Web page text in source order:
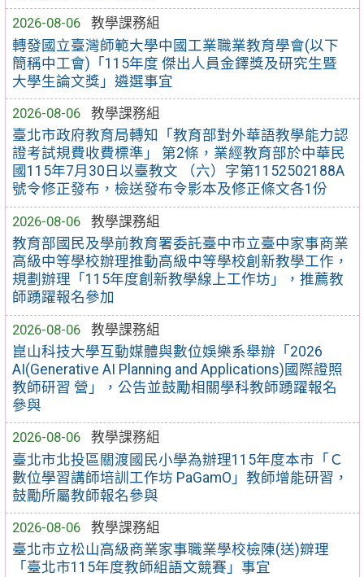
2026-08-06
教學課務組
轉發國立臺灣師範大學中國工業職業教育學會(以下
簡稱中工會)「115年度 傑出人員金鐸獎及研究生暨
大學生論文獎」遴選事宜
2026-08-06
教學課務組
臺北市政府教育局轉知「教育部對外華語教學能力認
證考試規費收費標準」 第2條，業經教育部於中華民
國115年7月30日以臺教文 （六）字第1152502188A
號令修正發布，檢送發布令影本及修正條文各1份
2026-08-06
教學課務組
教育部國民及學前教育署委託臺中市立臺中家事商業
高級中等學校辦理推動高級中等學校創新教學工作，
規劃辦理「115年度創新教學線上工作坊」，推薦教
師踴躍報名參加
2026-08-06
教學課務組
崑山科技大學互動媒體與數位娛樂系舉辦「2026
AI(Generative AI Planning and Applications)國際證照
教師研習 營」，公告並鼓勵相關學科教師踴躍報名
參與
2026-08-06
教學課務組
臺北市北投區關渡國民小學為辦理115年度本市「Ｃ
數位學習講師培訓工作坊 PaGamO」教師增能研習，
鼓勵所屬教師報名參與
2026-08-06
教學課務組
臺北市立松山高級商業家事職業學校檢陳(送)辧理
「臺北市115年度教師組語文競賽」事宜